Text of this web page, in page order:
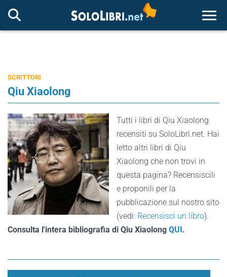
SCRITTORI
Qiu Xiaolong
Tutti i libri di Qiu Xiaolong
recensiti su SoloLibri.net. Hai
letto altri libri di Qiu
Xiaolong che non trovi in
questa pagina? Recensiscili
e proponili per la
pubblicazione sul nostro sito
(vedi: Recensisci un libro).
Consulta l'intera bibliografia di Qiu Xiaolong QUI.